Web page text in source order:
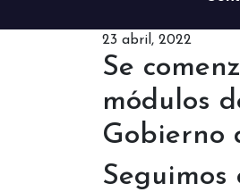
23 abril, 2022
Se
módulos
Gobierno
Seguimos